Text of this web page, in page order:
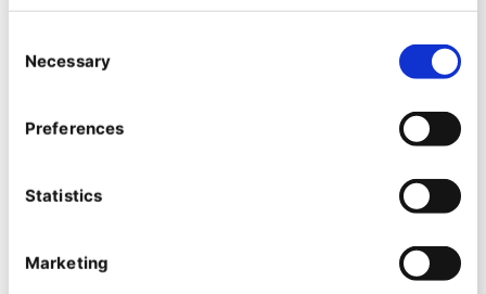
Selection
Necessary
Preferences
Statistics
Marketing
« J'ai l'impression que tout s'est accéléré »,
B2B ?
Benjamin Selmer n'aime pas la distinction entre
les projets B2C et B2B. « Nous pensons toujours
qu'il s'agit d'utilisateurs vers un système », dit-
il, « et le B2B concerne toujours les personnes. »